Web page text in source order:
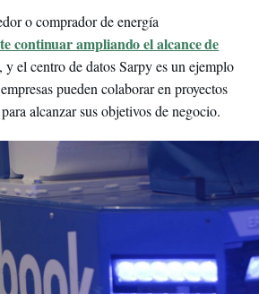
o comprador de energía
continuar ampliando el alcance de
, y el centro de datos Sarpy es un ejemplo
pueden colaborar en proyectos
alcanzar sus objetivos de negocio.